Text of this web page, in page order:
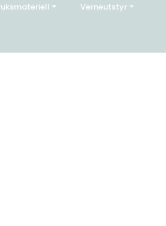
Verneutstyr